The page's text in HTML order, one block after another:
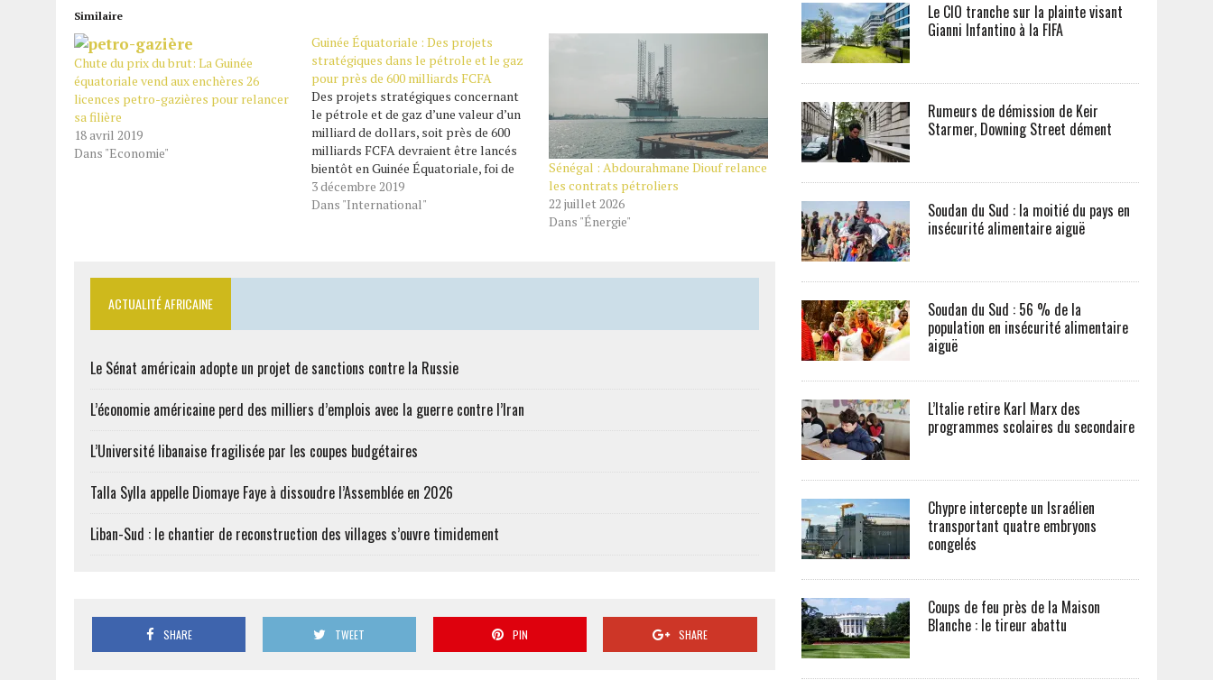
Similaire
Chute du prix du brut: La Guinée
équatoriale vend aux enchères 26
licences petro-gazières pour relancer
sa filière
18 avril 2019
Dans "Economie"
Guinée Équatoriale : Des projets
stratégiques dans le pétrole et le gaz
pour près de 600 milliards FCFA
Des projets stratégiques concernant
le pétrole et de gaz d’une valeur d’un
milliard de dollars, soit près de 600
milliards FCFA devraient être lancés
bientôt en Guinée Équatoriale, foi de
Gabriel Obiang Lima, ministre équato-
guinéen des Hydrocarbures et des
3 décembre 2019
Dans "International"
Sénégal : Abdourahmane Diouf relance
les contrats pétroliers
22 juillet 2026
Dans "Énergie"
ACTUALITÉ AFRICAINE
Le Sénat américain adopte un projet de sanctions contre la Russie
L’économie américaine perd des milliers d’emplois avec la guerre contre l’Iran
L’Université libanaise fragilisée par les coupes budgétaires
Talla Sylla appelle Diomaye Faye à dissoudre l’Assemblée en 2026
Liban-Sud : le chantier de reconstruction des villages s’ouvre timidement
SHARE TWEET PIN SHARE
Le CIO tranche sur la plainte visant
Gianni Infantino à la FIFA
Rumeurs de démission de Keir
Starmer, Downing Street dément
Soudan du Sud : la moitié du pays en
insécurité alimentaire aiguë
Soudan du Sud : 56 % de la
population en insécurité alimentaire
aiguë
L’Italie retire Karl Marx des
programmes scolaires du secondaire
Chypre intercepte un Israélien
transportant quatre embryons
congelés
Coups de feu près de la Maison
Blanche : le tireur abattu